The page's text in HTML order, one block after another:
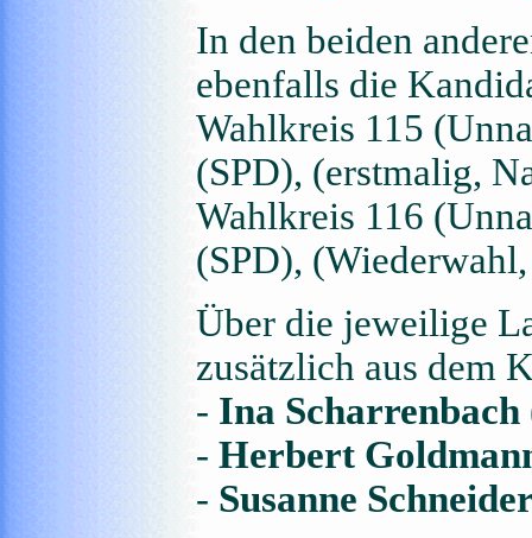
In den beiden
ebenfalls die
Wahlkreis 115
(SPD), (erstmalig,
Wahlkreis 116
(SPD),
Über die jeweilige
zusätzlich aus dem
- Ina Scharrenbach
- Herbert
- Susanne